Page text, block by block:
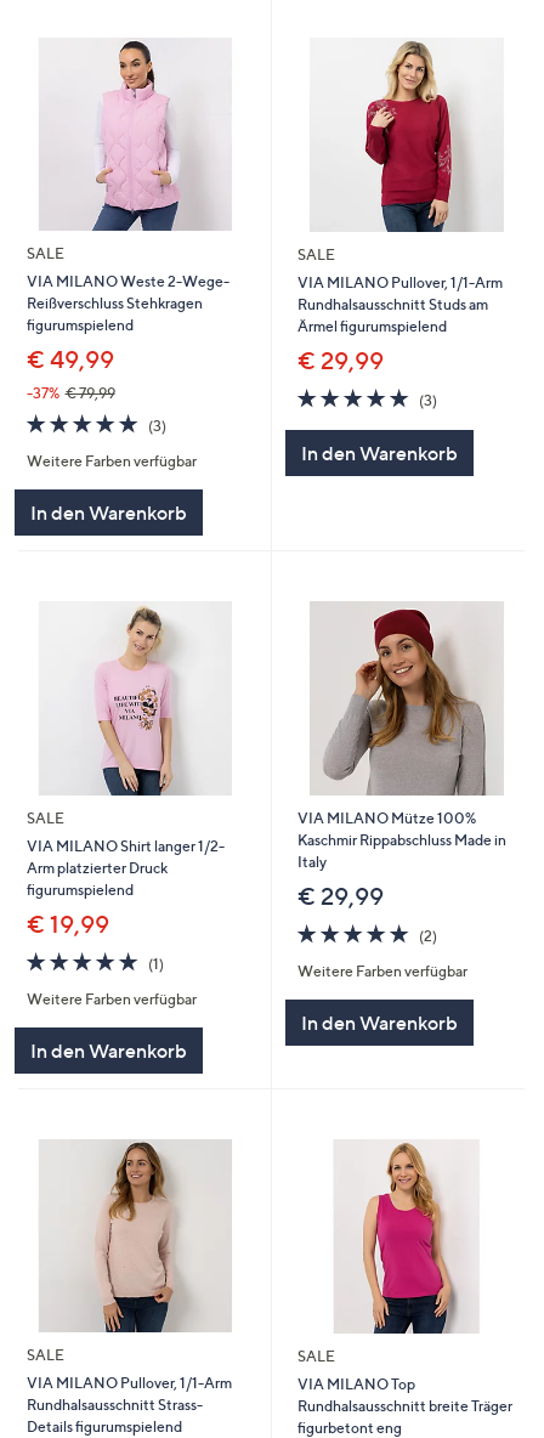
SALE
VIA MILANO Weste 2-Wege-
Reißverschluss Stehkragen
figurumspielend
€ 49,99
-37% € 79,99
5.0
von
5
(3)3
Weitere Farben verfügbar
In den Warenkorb
SALE
VIA MILANO Pullover, 1/1-Arm
Rundhalsausschnitt Studs am
Ärmel figurumspielend
€ 29,99
5.0
von
(3)3
In den Warenkorb
SALE
VIA MILANO Shirt langer 1/2-
Arm platzierter Druck
figurumspielend
€ 19,99
5.0
von
5
(1)
Weitere Farben verfügbar
In den Warenkorb
VIA MILANO Mütze 100%
Kaschmir Rippabschluss Made in
Italy
€ 29,99
5.0
von
5
(2)2
Weitere Farben verfügbar
In den Warenkorb
SALE
VIA MILANO Pullover, 1/1-Arm
Rundhalsausschnitt Strass-
Details figurumspielend
SALE
VIA MILANO Top
Rundhalsausschnitt breite Träger
figurbetont eng